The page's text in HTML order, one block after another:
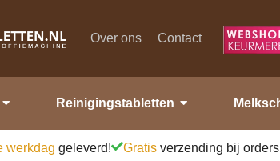
Over ons Contact
Reinigingstabletten
werkdag geleverd! Gratis verzending bij